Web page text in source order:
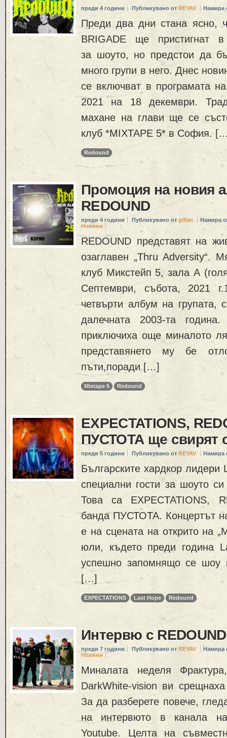
преди 4 години Публикувано от REYAV Намира
Преди два дни стана ясно,
BRIGADE ще пристигнат
за шоуто, но предстои да
много групи в него. Днес
се включват в програмата
2021 на 18 декември.
махане на глави ще се
клуб *MIXTAPE 5* в София.
Redound
Промоция на новия
REDOUND
преди 4 години Публикувано от gillan
Намира
Новини
REDOUND представят на
озаглавен „Thru Adversity“.
клуб Микстейп 5, зала А
Септември, събота, 2021
четвърти албум на групата,
далечната 2003-та
приключиха още миналото
представянето му бе
пъти,поради […]
Mixtape 5 Redound
EXPECTATIONS,
ПУСТОТА ще свирят
преди 5 години Публикувано от REYAV Намира
Българските хардкор
специални гости за шоуто
Това са EXPECTATIONS,
банда ПУСТОТА. Концертът
е на сцената на открито на
юли, където преди година
успешно запомнящо се шоу
[…]
EXPECTATIONS Last Hope Redound
Интервю с REDOUND
преди 7 години Публикувано от REYAV
Намира
Новини
Миналата неделя
DarkWhite-vision ви
За да разберете повече,
на интервюто в канала
Youtube. Целта на